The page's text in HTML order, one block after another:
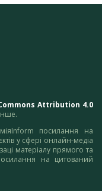
Attribution 4.0
посилання на
у сфері онлайн-медіа
матеріалу прямого та
на цитований